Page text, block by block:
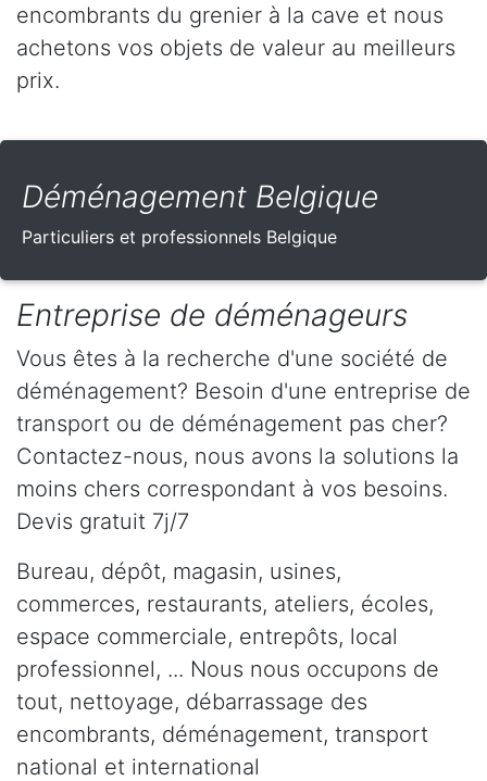
encombrants du grenier à la cave et nous
achetons vos objets de valeur au meilleurs
prix.
Déménagement Belgique
Particuliers et professionnels Belgique
Entreprise de déménageurs
Vous êtes à la recherche d'une société de
déménagement? Besoin d'une entreprise de
transport ou de déménagement pas cher?
Contactez-nous, nous avons la solutions la
moins chers correspondant à vos besoins.
Devis gratuit 7j/7
Bureau, dépôt, magasin, usines,
commerces, restaurants, ateliers, écoles,
espace commerciale, entrepôts, local
professionnel, ... Nous nous occupons de
tout, nettoyage, débarrassage des
encombrants, déménagement, transport
national et international